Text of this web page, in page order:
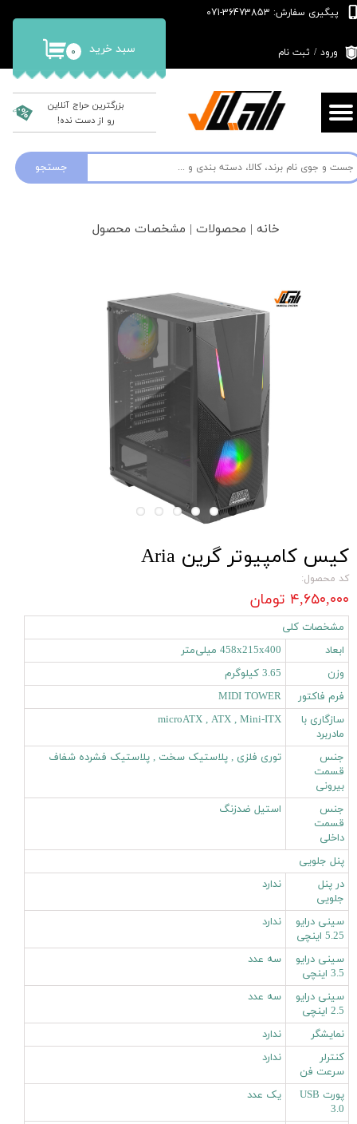
جستجو
پیگیری سفارش: 36473853-071
۰ سبد خرید ورود / ثبت نام
تغییر گذر واژه
سفارشات
بزرگترین حراج آنلاین
رو از دست نده!
خانه | محصولات | مشخصات محصول
کیس کامپیوتر گرین Aria
کد محصول:
۴,۶۵۰,۰۰۰ تومان
مشخصات کلی
ابعاد
458x215x400 میلی‌متر
وزن
3.65 کیلوگرم
فرم فاکتور
MIDI TOWER
سازگاری با
مادربرد
microATX , ATX , Mini-ITX
جنس
قسمت
بیرونی
توری فلزی , پلاستیک سخت , پلاستیک فشرده شفاف
جنس
قسمت
داخلی
استیل ضدزنگ
پنل جلویی
در پنل
جلویی
ندارد
سینی درایو
5.25 اینچی
ندارد
سینی درایو
3.5 اینچی
سه عدد
سینی درایو
2.5 اینچی
سه عدد
نمایشگر
ندارد
کنترلر
سرعت فن
ندارد
پورت USB
3.0
یک عدد